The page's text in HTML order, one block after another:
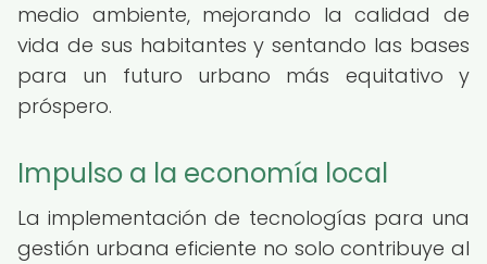
medio ambiente, mejorando la calidad de
vida de sus habitantes y sentando las bases
para un futuro urbano más equitativo y
próspero.
Impulso a la economía local
La implementación de tecnologías para una
gestión urbana eficiente no solo contribuye al